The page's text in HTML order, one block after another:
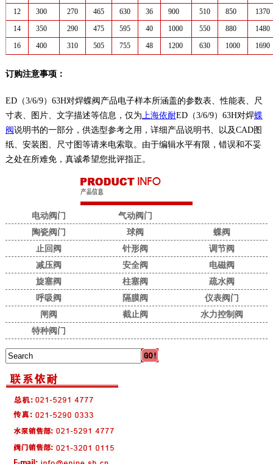
12
300 270 465 630 36 900 510 850
1370
14
350 290 475 595 40 1000 550 880
1480
16
400 310 505 755 48 1200 630 1000 1690
订购注意事项：
ED（3/6/9）63H对焊蝶阀产品电子样本所涵盖的参数表、性能表、尺
寸表、图片、文字描述等信息，仅为上海依耐ED（3/6/9）63H对焊蝶
阀说明书的一部分，供选型参考之用，详细产品说明书、以及CAD图
纸、安装图、尺寸图等请来电索取。由于编辑水平有限，错误和不妥
之处在所难免，真诚希望您批评指正。
电动阀门
气动阀门
陶瓷阀门
球阀
蝶阀
止回阀
针形阀
调节阀
减压阀
安全阀
电磁阀
旋塞阀
柱塞阀
疏水阀
呼吸阀
隔膜阀
仪表阀门
闸阀
截止阀
水力控制阀
特种阀门